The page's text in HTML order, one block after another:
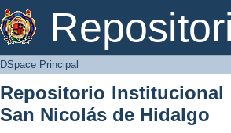
DSpace Principal
DSpace Principal
Repositorio Institucional
San Nicolás de Hidalgo